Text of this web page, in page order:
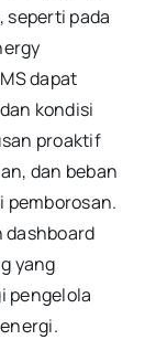
seperti pada
dapat
kondisi
proaktif
dan beban
pemborosan.
dashboard
yang
pengelola